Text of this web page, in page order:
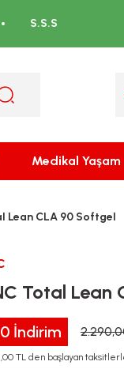
S.S.S
Medikal Yaşam
Lean CLA 90 Softgel
Total Lean
İndirim
TL den başlayan